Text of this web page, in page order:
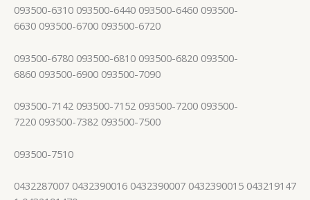
093500-6310 093500-6440 093500-6460 093500-
6630 093500-6700 093500-6720
093500-6780 093500-6810 093500-6820 093500-
6860 093500-6900 093500-7090
093500-7142 093500-7152 093500-7200 093500-
7220 093500-7382 093500-7500
093500-7510
0432287007 0432390016 0432390007 0432390015 043219147